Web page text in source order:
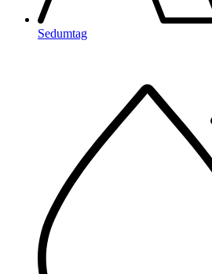
Sedumtag